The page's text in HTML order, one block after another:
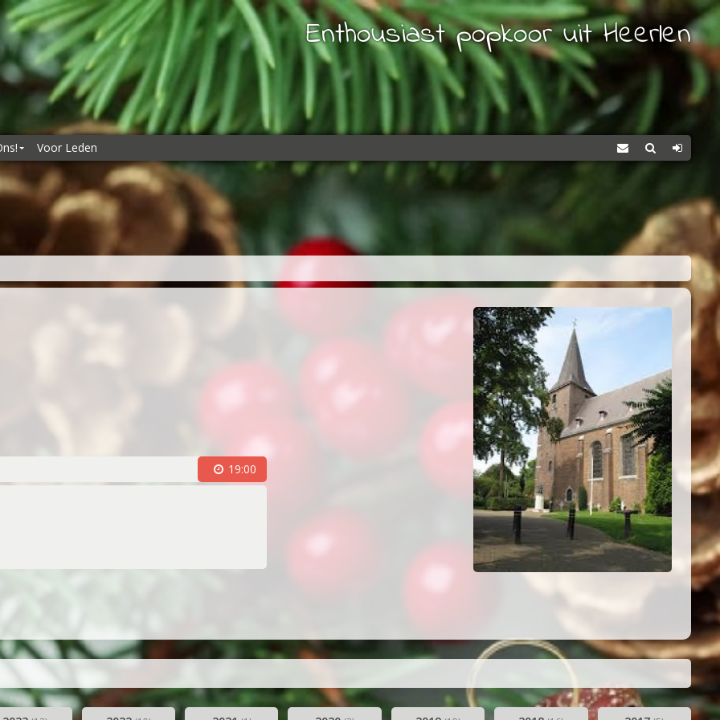
Enthousiast popkoor uit Heerlen
(1994)
en druk jaar (2009-2010)
(2013)
(2015-2016)
(2017-2018)
Voor Leden ContactZoeken
19:00